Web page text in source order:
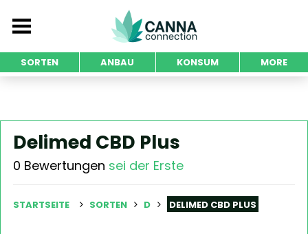
SORTEN ANBAU KONSUM MORE
Delimed CBD Plus
0 Bewertungen sei der Erste
STARTSEITE SORTEN D DELIMED CBD PLUS